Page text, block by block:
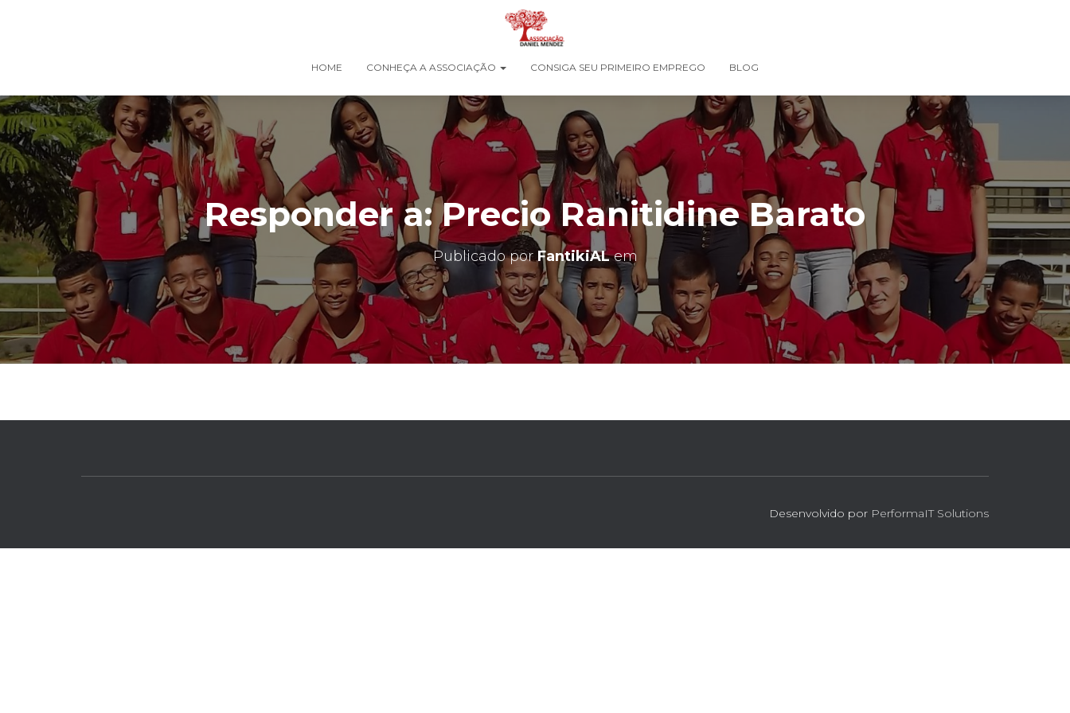
HOME CONHEÇA A ASSOCIAÇÃO CONSIGA SEU PRIMEIRO EMPREGO BLOG
Responder a: Precio Ranitidine Barato
Publicado porFantikiALem
Desenvolvido por PerformaIT Solutions